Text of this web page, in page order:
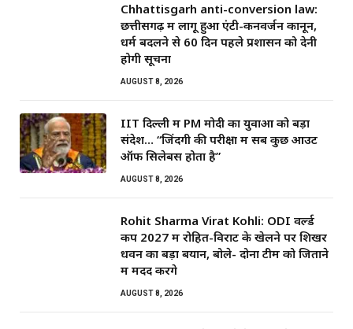
Chhattisgarh anti-conversion law:
छत्तीसगढ़ में लागू हुआ एंटी-कनवर्जन कानून,
धर्म बदलने से 60 दिन पहले प्रशासन को देनी
होगी सूचना
AUGUST 8, 2026
IIT दिल्ली में PM मोदी का युवाओं को बड़ा
संदेश… “जिंदगी की परीक्षा में सब कुछ आउट
ऑफ सिलेबस होता है”
AUGUST 8, 2026
Rohit Sharma Virat Kohli: ODI वर्ल्ड
कप 2027 में रोहित-विराट के खेलने पर शिखर
धवन का बड़ा बयान, बोले- दोनों टीम को जिताने
में मदद करेंगे
AUGUST 8, 2026